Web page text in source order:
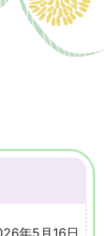
年5月16日